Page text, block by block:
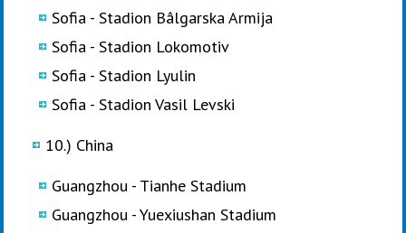
Sofia - Stadion Bâlgarska Armija
Sofia - Stadion Lokomotiv
Sofia - Stadion Lyulin
Sofia - Stadion Vasil Levski
10.) China
Guangzhou - Tianhe Stadium
Guangzhou - Yuexiushan Stadium